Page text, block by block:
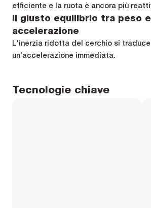
efficiente e la ruota è ancora più
Il giusto equilibrio tra peso e
accelerazione
L'inerzia ridotta del cerchio si
un'accelerazione immediata.
Tecnologie chiave